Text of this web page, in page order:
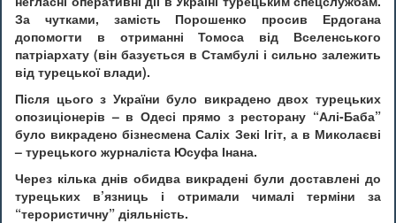
За чутками, замість Порошенко просив Ердогана
допомогти в отриманні Томоса від Вселенського
патріархату (він базується в Стамбулі і сильно залежить
від турецької влади).
Після цього з України було викрадено двох турецьких
опозиціонерів – в Одесі прямо з ресторану “Алі-Баба”
було викрадено бізнесмена Саліх Зекі Ігіт, а в Миколаєві
– турецького журналіста Юсуфа Інана.
Через кілька днів обидва викрадені були доставлені до
турецьких в’язниць і отримали чималі терміни за
“терористичну” діяльність.